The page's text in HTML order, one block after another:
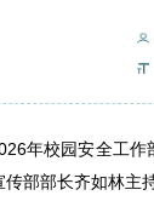
年校园安全工
部部长齐如林主